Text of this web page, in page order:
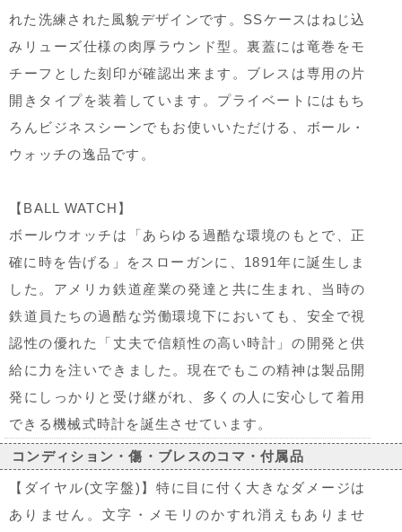
れた洗練された風貌デザインです。SSケースはねじ込
みリューズ仕様の肉厚ラウンド型。裏蓋には竜巻をモ
チーフとした刻印が確認出来ます。ブレスは専用の片
開きタイプを装着しています。プライベートにはもち
ろんビジネスシーンでもお使いいただける、ボール・
ウォッチの逸品です。
【BALL WATCH】
ボールウオッチは「あらゆる過酷な環境のもとで、正
確に時を告げる」をスローガンに、1891年に誕生しま
した。アメリカ鉄道産業の発達と共に生まれ、当時の
鉄道員たちの過酷な労働環境下においても、安全で視
認性の優れた「丈夫で信頼性の高い時計」の開発と供
給に力を注いできました。現在でもこの精神は製品開
発にしっかりと受け継がれ、多くの人に安心して着用
できる機械式時計を誕生させています。
コンディション・傷・ブレスのコマ・付属品
【ダイヤル(文字盤)】特に目に付く大きなダメージは
ありません。文字・メモリのかすれ消えもありませ